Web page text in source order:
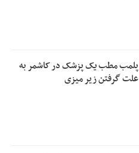
پلمب مطب یک پزشک در کاشمر به
علت گرفتن زیر میزی